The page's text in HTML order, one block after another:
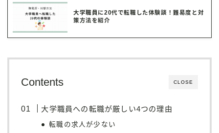
大学職員に20代で転職した体験談！難易度と対
策方法を紹介
CLOSE
Contents
大学職員への転職が厳しい4つの理由
転職の求人が少ない